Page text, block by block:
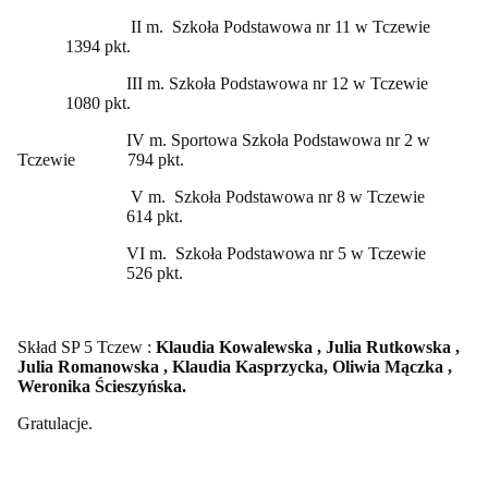
II m. Szkoła Podstawowa nr 11 w Tczewie
1394 pkt.
III m. Szkoła Podstawowa nr 12 w Tczewie
1080 pkt.
IV m. Sportowa Szkoła Podstawowa nr 2 w
Tczewie 794 pkt.
V m. Szkoła Podstawowa nr 8 w Tczewie
614 pkt.
VI m. Szkoła Podstawowa nr 5 w Tczewie
526 pkt.
Skład SP 5 Tczew : Klaudia Kowalewska , Julia Rutkowska ,
Julia Romanowska , Klaudia Kasprzycka, Oliwia Mączka ,
Weronika Ścieszyńska.
Gratulacje.